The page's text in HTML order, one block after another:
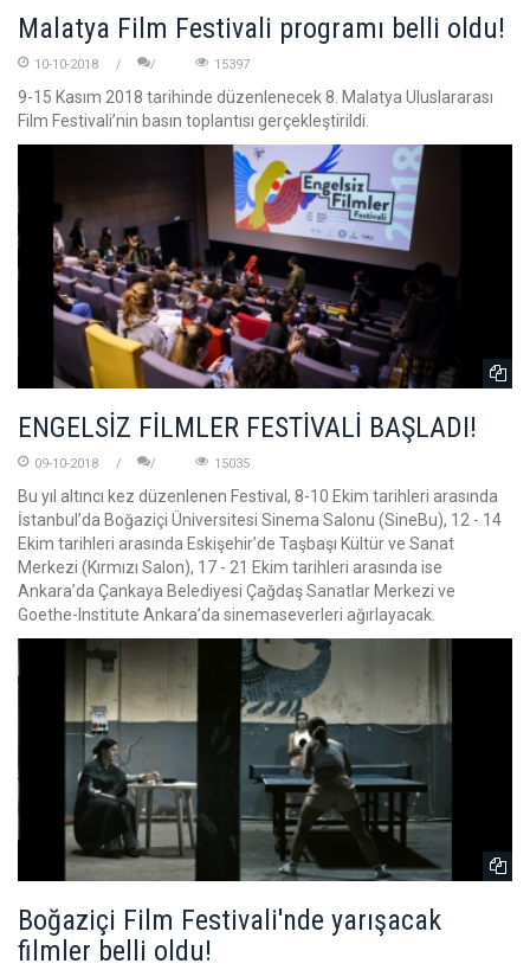
Malatya Film Festivali programı belli oldu!
10-10-2018 15397
9-15 Kasım 2018 tarihinde düzenlenecek 8. Malatya Uluslararası
Film Festivali’nin basın toplantısı gerçekleştirildi.
ENGELSİZ FİLMLER FESTİVALİ BAŞLADI!
09-10-2018 15035
Bu yıl altıncı kez düzenlenen Festival, 8-10 Ekim tarihleri arasında
İstanbul’da Boğaziçi Üniversitesi Sinema Salonu (SineBu), 12 - 14
Ekim tarihleri arasında Eskişehir’de Taşbaşı Kültür ve Sanat
Merkezi (Kırmızı Salon), 17 - 21 Ekim tarihleri arasında ise
Ankara’da Çankaya Belediyesi Çağdaş Sanatlar Merkezi ve
Goethe-Institute Ankara’da sinemaseverleri ağırlayacak.
Boğaziçi Film Festivali'nde yarışacak
filmler belli oldu!